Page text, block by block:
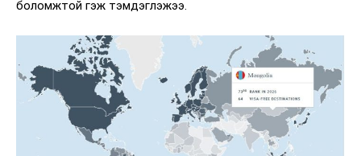
боломжтой гэж тэмдэглэжээ.